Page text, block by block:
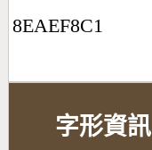
8EAEF8C1
字形資訊